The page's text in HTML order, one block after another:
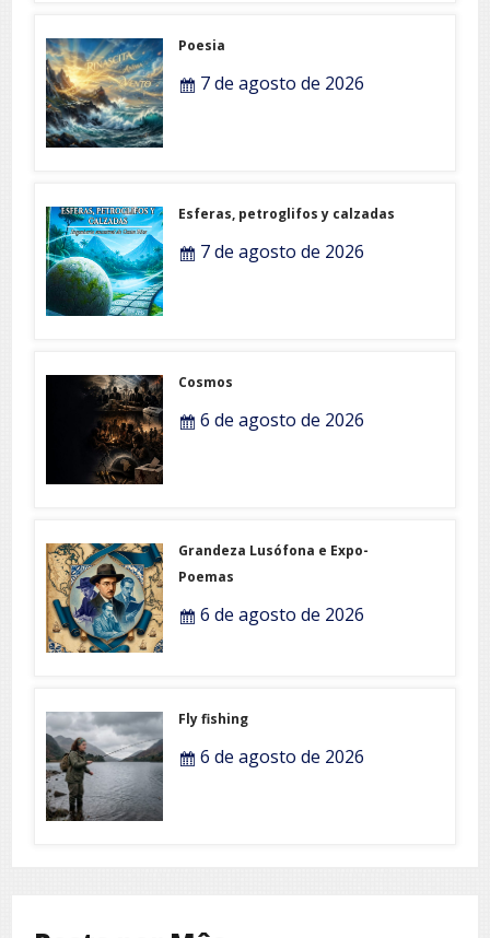
Poesia
7 de agosto de 2026
Esferas, petroglifos y calzadas
7 de agosto de 2026
Cosmos
6 de agosto de 2026
Grandeza Lusófona e Expo-
Poemas
6 de agosto de 2026
Fly fishing
6 de agosto de 2026